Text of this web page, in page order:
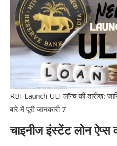
2. लोन स्वीकृति में तेजी
3. सुरक्षा और पारदर्शिता
4. लोन तक आसान पहुंच
5. कम दस्तावेजीकरण
6. वित्तीय समावेशन
7. लोन की तुलना और चयन में
RBI Launch ULI: में कैसे
RBI Launch ULI लॉन्च की तारीख:
बारे में पूरी जानकारी 7
चाइनीज इंस्टेंट लोन ऐप्स